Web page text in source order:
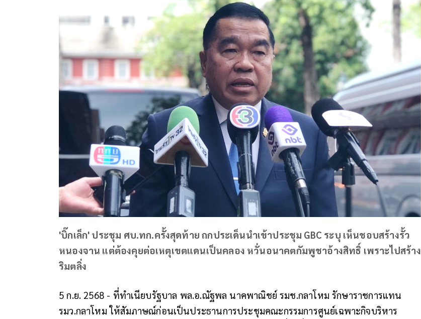
'บิ๊กเล็ก' ประชุม ศบ.ทก.ครั้งสุดท้าย ถกประเด็นนำเข้าประชุม GBC ระบุ เห็นชอบสร้างรั้ว
หนองจาน แต่ต้องคุยต่อเหตุเขตแดนเป็นคลอง หวั่นอนาคตกัมพูชาอ้างสิทธิ์ เพราะไปสร้าง
ริมตลิ่ง
5 ก.ย. 2568 - ที่ทำเนียบรัฐบาล พล.อ.ณัฐพล นาคพาณิชย์ รมช.กลาโหม รักษาราชการแทน
รมว.กลาโหม ให้สัมภาษณ์ก่อนเป็นประธานการประชุมคณะกรรมการศูนย์เฉพาะกิจบริหาร